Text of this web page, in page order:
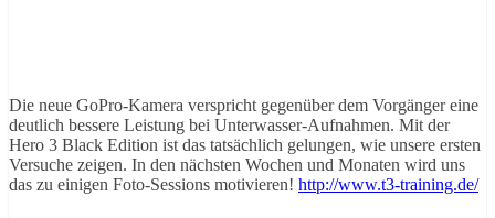
Die neue GoPro-Kamera verspricht gegenüber dem Vorgänger eine
deutlich bessere Leistung bei Unterwasser-Aufnahmen. Mit der
Hero 3 Black Edition ist das tatsächlich gelungen, wie unsere ersten
Versuche zeigen. In den nächsten Wochen und Monaten wird uns
das zu einigen Foto-Sessions motivieren! http://www.t3-training.de/